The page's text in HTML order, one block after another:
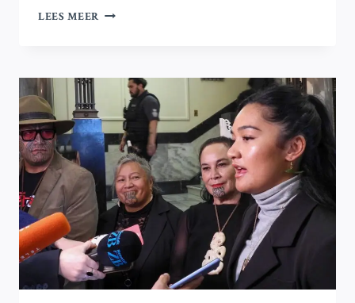
LEES MEER NIEUW-
MAORI-
PARLEMENTARIËRS
NA
PROTESTHAKA